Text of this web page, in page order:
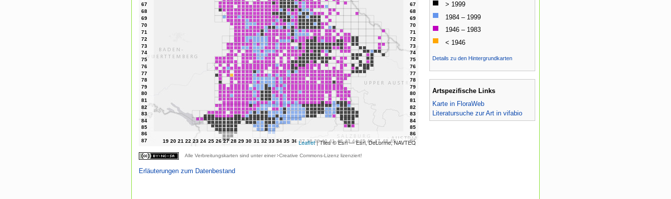
Leaflet| Tiles © Esri — Esri, DeLorme, NAVTEQ
Alle Verbreitungskarten sind unter einer Creative Commons-Lizenz lizenziert!
Erläuterungen zum Datenbestand
> 1999
1984 – 1999
1946 – 1983
< 1946
Details zu den Hintergrundkarten
Artspezifische Links
Karte in FloraWeb
Literatursuche zur Art in vifabio